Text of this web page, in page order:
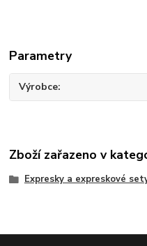
Parametry
Výrobce
Zboží zařazeno v
Expresky a expreskové